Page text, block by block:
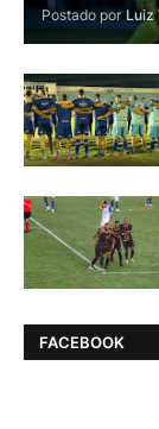
Postado por Luiz
FACEBOOK